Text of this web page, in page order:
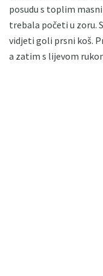
posudu s toplim
trebala početi u zoru.
vidjeti goli prsni koš.
a zatim s lijevom